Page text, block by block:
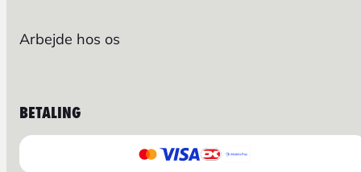
Arbejde hos os
BETALING